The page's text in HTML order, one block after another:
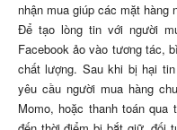
nhận mua giúp các mặt hàng
Để tạo lòng tin với người
Facebook ảo vào tương tác,
chất lượng. Sau khi bị hại
yêu cầu người mua hàng
Momo, hoặc thanh toán qua